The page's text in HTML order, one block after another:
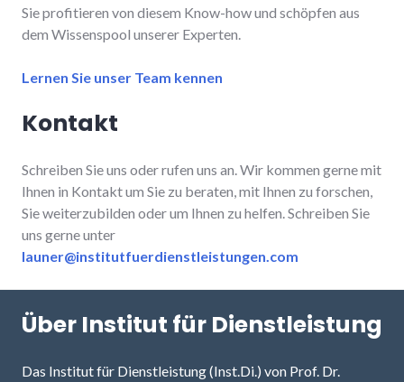
Sie profitieren von diesem Know-how und schöpfen aus
dem Wissenspool unserer Experten.
Lernen Sie unser Team kennen
Kontakt
Schreiben Sie uns oder rufen uns an. Wir kommen gerne mit
Ihnen in Kontakt um Sie zu beraten, mit Ihnen zu forschen,
Sie weiterzubilden oder um Ihnen zu helfen. Schreiben Sie
uns gerne unter
launer@institutfuerdienstleistungen.com
Über Institut für Dienstleistung
Das Institut für Dienstleistung (Inst.Di.) von Prof. Dr.